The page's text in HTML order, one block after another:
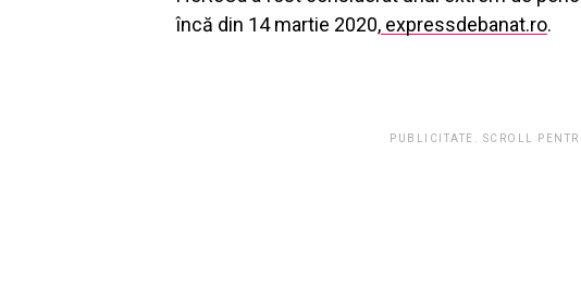
încă din 14 martie 2020, expressdebanat.ro.
PUBLICITATE. SCROLL